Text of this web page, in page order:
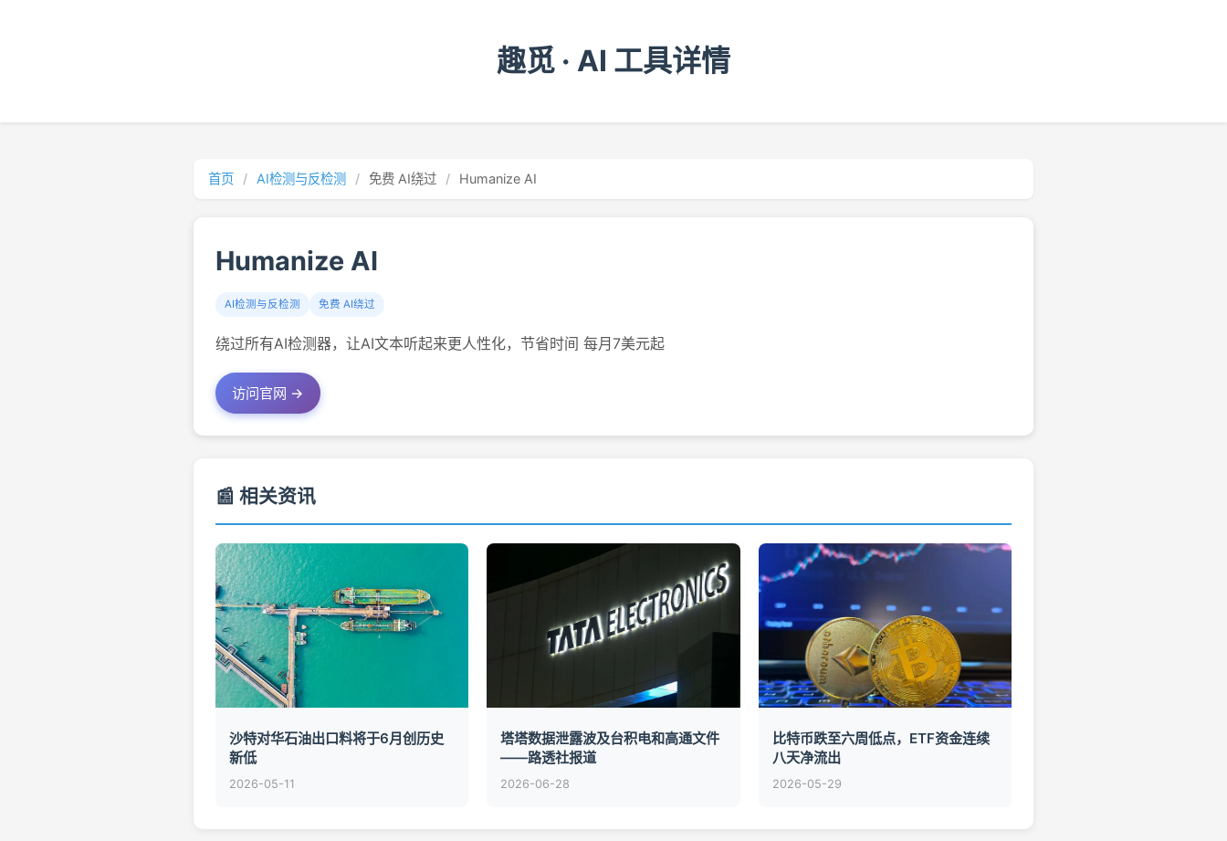
趣觅 · AI 工具详情
首页 / AI检测与反检测 / 免费 AI绕过 / Humanize AI
Humanize AI
AI检测与反检测 免费 AI绕过
绕过所有AI检测器，让AI文本听起来更人性化，节省时间 每月7美元起
访问官网 →
📰 相关资讯
沙特对华石油出口料将于6月创历史
新低
2026-05-11
塔塔数据泄露波及台积电和高通文件
——路透社报道
2026-06-28
比特币跌至六周低点，ETF资金连续
八天净流出
2026-05-29